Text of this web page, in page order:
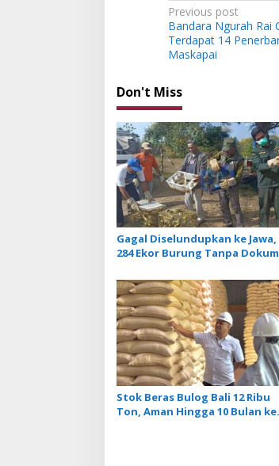
P
o
s
t
n
a
v
i
g
a
t
i
o
n
Previous post
Bandara Ngurah Rai
Terdapat 14
Maskapai
Don't Miss
Gagal Diselundupkan ke Jawa,
284 Ekor Burung Tanpa
Penyakit
Stok Beras Bulog Bali 12 Ribu
Ton, Aman Hingga 10 Bulan ke